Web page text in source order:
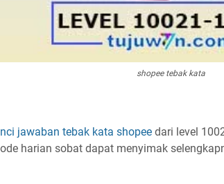
shopee tebak kata
jawaban tebak kata shopee dari level
harian sobat dapat menyimak